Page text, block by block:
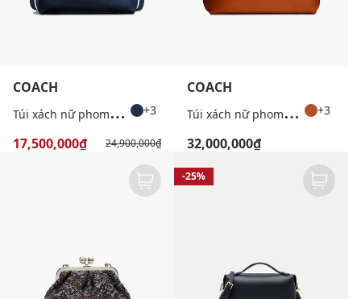
COACH
T
úi xách nữ phom chữ nhật Soft Empire 40 +3
17,500,000₫ 24,900,000₫
COACH
T
úi xách nữ phom chữ nhật Empire Weiche 48 +3
32,000,000₫
-25%